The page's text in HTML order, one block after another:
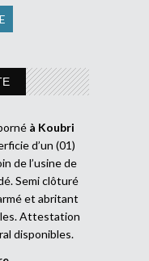
à Koubri
d’un (01)
de l’usine de
Semi clôturé
et abritant
Attestation
disponibles.